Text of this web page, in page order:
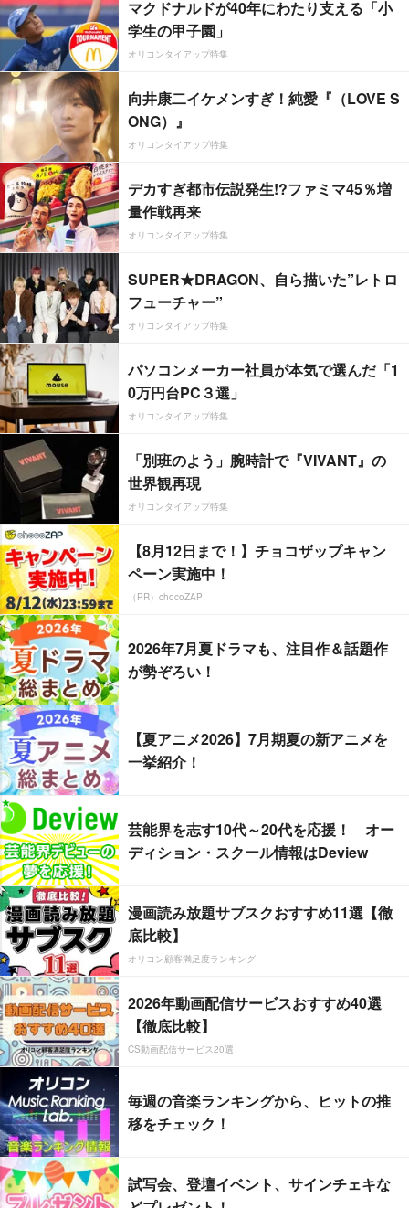
マクドナルドが40年にわたり支える「小
学生の甲子園」
オリコンタイアップ特集
向井康二イケメンすぎ！純愛『（LOVE S
ONG）』
オリコンタイアップ特集
デカすぎ都市伝説発生!?ファミマ45％増
量作戦再来
オリコンタイアップ特集
SUPER★DRAGON、自ら描いた”レトロ
フューチャー”
オリコンタイアップ特集
パソコンメーカー社員が本気で選んだ「1
0万円台PC３選」
オリコンタイアップ特集
「別班のよう」腕時計で『VIVANT』の
世界観再現
オリコンタイアップ特集
【8月12日まで！】チョコザップキャン
ペーン実施中！
（PR）chocoZAP
2026年7月夏ドラマも、注目作＆話題作
が勢ぞろい！
【夏アニメ2026】7月期夏の新アニメを
一挙紹介！
芸能界を志す10代～20代を応援！ オー
ディション・スクール情報はDeview
漫画読み放題サブスクおすすめ11選【徹
底比較】
オリコン顧客満足度ランキング
2026年動画配信サービスおすすめ40選
【徹底比較】
CS動画配信サービス20選
毎週の音楽ランキングから、ヒットの推
移をチェック！
試写会、登壇イベント、サインチェキな